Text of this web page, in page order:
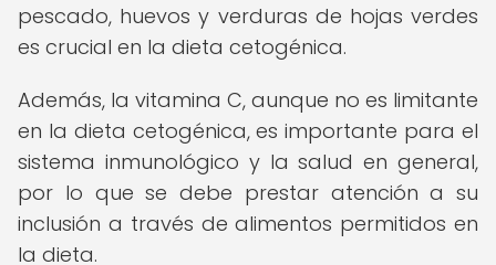
pescado, huevos y verduras de hojas verdes
es crucial en la dieta cetogénica.
Además, la vitamina C, aunque no es limitante
en la dieta cetogénica, es importante para el
sistema inmunológico y la salud en general,
por lo que se debe prestar atención a su
inclusión a través de alimentos permitidos en
la dieta.